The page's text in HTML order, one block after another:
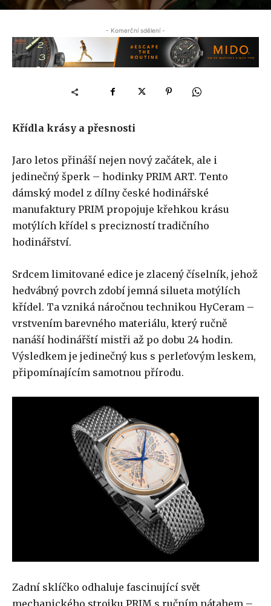
- Komerční sdělení -
Křídla krásy a přesnosti
Jaro letos přináší nejen nový začátek, ale i
jedinečný šperk – hodinky PRIM ART. Tento
dámský model z dílny české hodinářské
manufaktury PRIM propojuje křehkou krásu
motýlích křídel s precizností tradičního
hodinářství.
Srdcem limitované edice je zlacený číselník, jehož
hedvábný povrch zdobí jemná silueta motýlích
křídel. Ta vzniká náročnou technikou HyCeram –
vrstvením barevného materiálu, který ručně
nanáší hodinářští mistři až po dobu 24 hodin.
Výsledkem je jedinečný kus s perleťovým leskem,
připomínajícím samotnou přírodu.
Zadní sklíčko odhaluje fascinující svět